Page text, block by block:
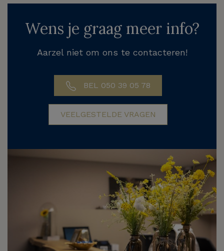
Wens je graag meer info?
Aarzel niet om ons te contacteren!
BEL 050 39 05 78
VEELGESTELDE VRAGEN